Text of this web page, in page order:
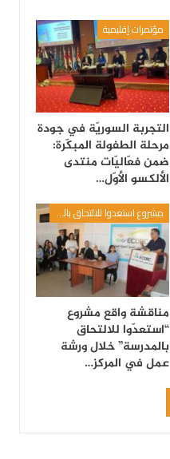
مؤتمرات إقليمية
التجربة السوريّة في جودة
مرحلة الطفولة المبكّرة:
ضمن فعّاليّات منتدى
الألكسو الأوّل…
مشروع استعدوا للالتحاق بالمدرسة
مناقشة واقع مشروع
“استعدّوا للالتحاق
بالمدرسة” خلال ورشة
عمل في المركز…